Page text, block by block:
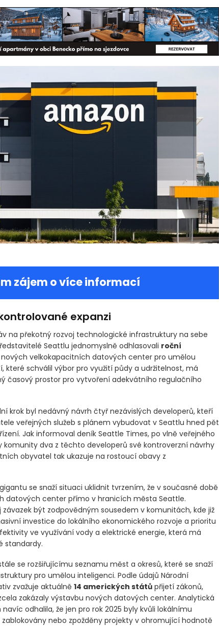
zájem o více informací
expanzi
na překotný rozvoj technologické infrastruktury na sebe
Seattlu jednomyslně odhlasovali roční
velkokapacitních datových center pro umělou
které schválil výbor pro využití půdy a udržitelnost, má
časový prostor pro vytvoření adekvátního regulačního
krok byl nedávný návrh čtyř nezávislých developerů, kteří
veřejných služeb s plánem vybudovat v Seattlu hned pět
Jak informoval deník Seattle Times, po vlně veřejného
komunity dva z těchto developerů své kontroverzní návrhy
obyvatel tak ukazuje na rostoucí obavy z
se snaží situaci uklidnit tvrzením, že v současné době
datových center přímo v hranicích města Seattle.
závazek být zodpovědným sousedem v komunitách, kde již
investice do lokálního ekonomického rozvoje a prioritu
ve využívání vody a elektrické energie, která má
standardy.
se rozšiřujícímu seznamu měst a okresů, které se snaží
pro umělou inteligenci. Podle údajů Národní
zvažuje aktuálně 14 amerických státůpřijetí zákonů,
zakázaly výstavbu nových datových center. Analytická
odhalila, že jen pro rok 2025 byly kvůli lokálnímu
nebo zpožděny projekty v ohromující hodnotě